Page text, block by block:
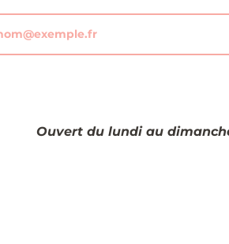
Ouvert du lundi au dimanche